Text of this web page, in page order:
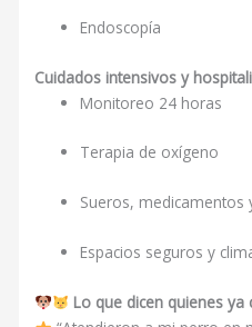
Endoscopía
Cuidados intensivos y
Monitoreo 24 horas
Terapia de oxígeno
Sueros,
Espacios seguros y
Lo que dicen quienes